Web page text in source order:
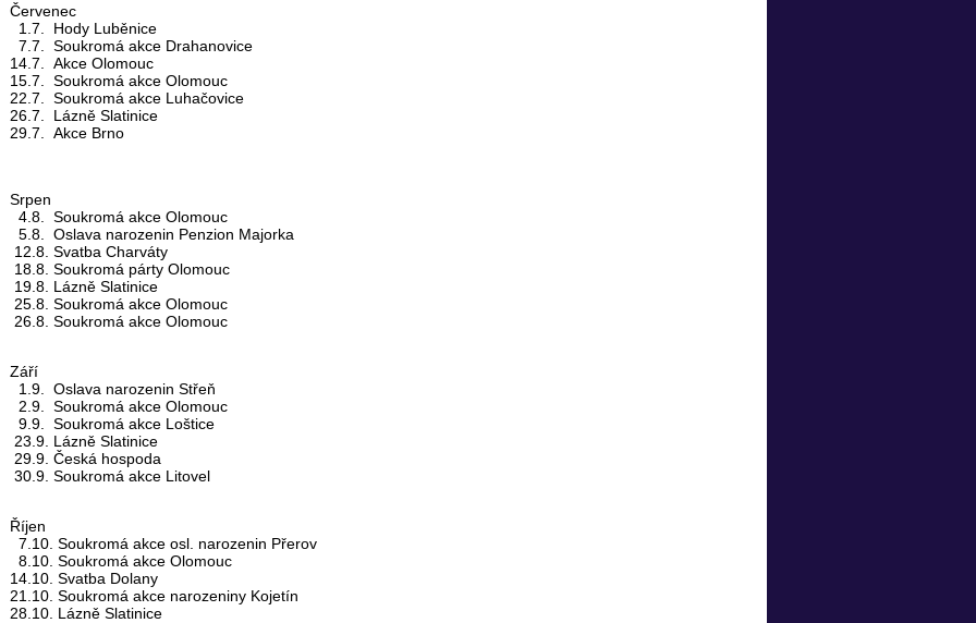
Červenec
1.7. Hody Luběnice
7.7. Soukromá akce Drahanovice
14.7. Akce Olomouc
15.7. Soukromá akce Olomouc
22.7. Soukromá akce Luhačovice
26.7. Lázně Slatinice
29.7. Akce Brno
Srpen
4.8. Soukromá akce Olomouc
5.8. Oslava narozenin Penzion Majorka
12.8. Svatba Charváty
18.8. Soukromá párty Olomouc
19.8. Lázně Slatinice
25.8. Soukromá akce Olomouc
26.8. Soukromá akce Olomouc
Září
1.9. Oslava narozenin Střeň
2.9. Soukromá akce Olomouc
9.9. Soukromá akce Loštice
23.9. Lázně Slatinice
29.9. Česká hospoda
30.9. Soukromá akce Litovel
Říjen
7.10. Soukromá akce osl. narozenin Přerov
8.10. Soukromá akce Olomouc
14.10. Svatba Dolany
21.10. Soukromá akce narozeniny Kojetín
28.10. Lázně Slatinice